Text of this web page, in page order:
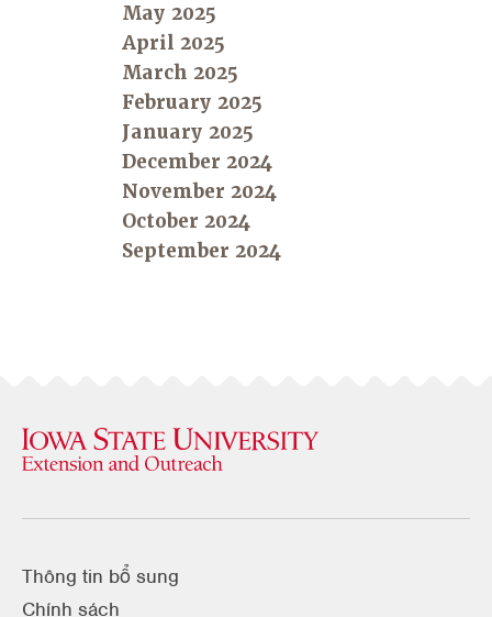
May 2025
April 2025
March 2025
February 2025
January 2025
December 2024
November 2024
October 2024
September 2024
Thông tin bổ sung
Chính sách